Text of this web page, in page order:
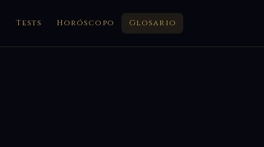
Tests Horóscopo Glosario